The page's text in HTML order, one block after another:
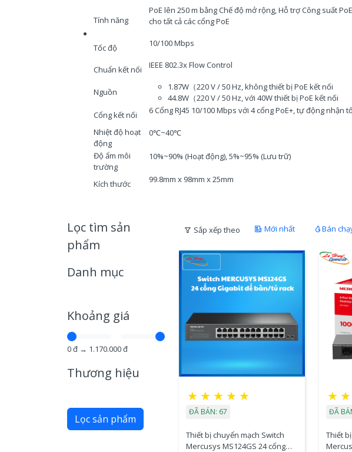
Tính năng
PoE lên 250 m bằng Chế độ mở rộng, Hỗ trợ Công suất
cho tất cả các cổng PoE
Tốc độ 10/100 Mbps
Chuẩn kết nối IEEE 802.3x Flow Control
Nguồn
1.87W（220 V / 50 Hz, không thiết bị PoE kết nối
44.8W（220 V / 50 Hz, với 40W thiết bị PoE kết nối
Cổng kết nối
6 Cổng RJ45 10/100 Mbps với 4 cổng PoE+, tự động nhận
Nhiệt độ hoạt
động
0℃~40℃
Độ ẩm môi
trường
10%~90% (Hoạt động), 5%~95% (Lưu trữ)
Kích thước 99.8mm x 98mm x 25mm
Lọc tìm sản
phẩm
Danh mục
Khoảng giá
0đ → 1.170.000đ
Thương hiệu
Lọc sản phẩm
Sắp xếp theo Mới nhất Bán
★ ★ ★ ★ ★
ĐÃ BÁN: 67
Thiết bị chuyển mạch Switch
Mercusys MS124GS 24 cổng
★ ★
ĐÃ
Thiết